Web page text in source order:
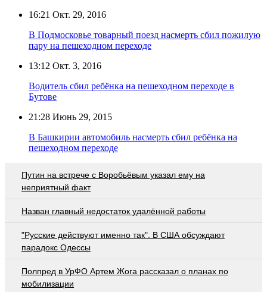
16:21 Окт. 29, 2016
В Подмосковье товарный поезд насмерть сбил пожилую
пару на пешеходном переходе
13:12 Окт. 3, 2016
Водитель сбил ребёнка на пешеходном переходе в
Бутове
21:28 Июнь 29, 2015
В Башкирии автомобиль насмерть сбил ребёнка на
пешеходном переходе
Путин на встрече с Воробьёвым указал ему на
неприятный факт
Назван главный недостаток удалённой работы
"Русские действуют именно так". В США обсуждают
парадокс Одессы
Полпред в УрФО Артем Жога рассказал о планах по
мобилизации